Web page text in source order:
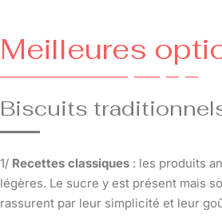
Meilleures
Biscuits
1/ Recettes classiques : les produits
légères. Le sucre y est présent mais
rassurent par leur simplicité et leur